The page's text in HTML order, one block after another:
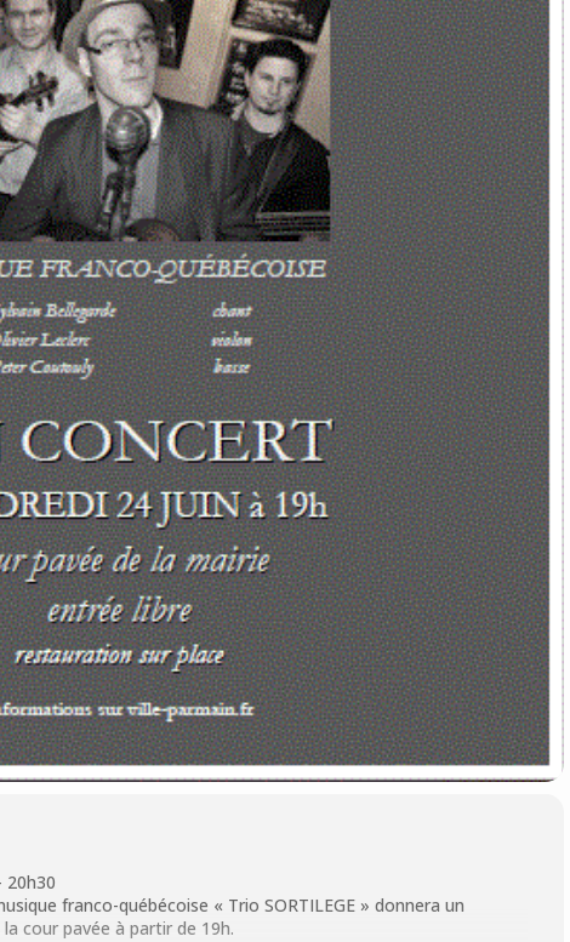
20h30
franco-québécoise « Trio SORTILEGE » donnera un
cour pavée à partir de 19h.